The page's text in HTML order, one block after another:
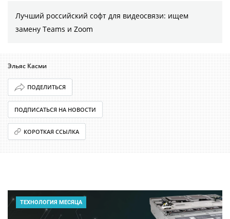
Лучший российский софт для видеосвязи: ищем
замену Teams и Zoom
Эльяс Касми
ПОДЕЛИТЬСЯ
ПОДПИСАТЬСЯ НА НОВОСТИ
КОРОТКАЯ ССЫЛКА
ТЕХНОЛОГИЯ МЕСЯЦА